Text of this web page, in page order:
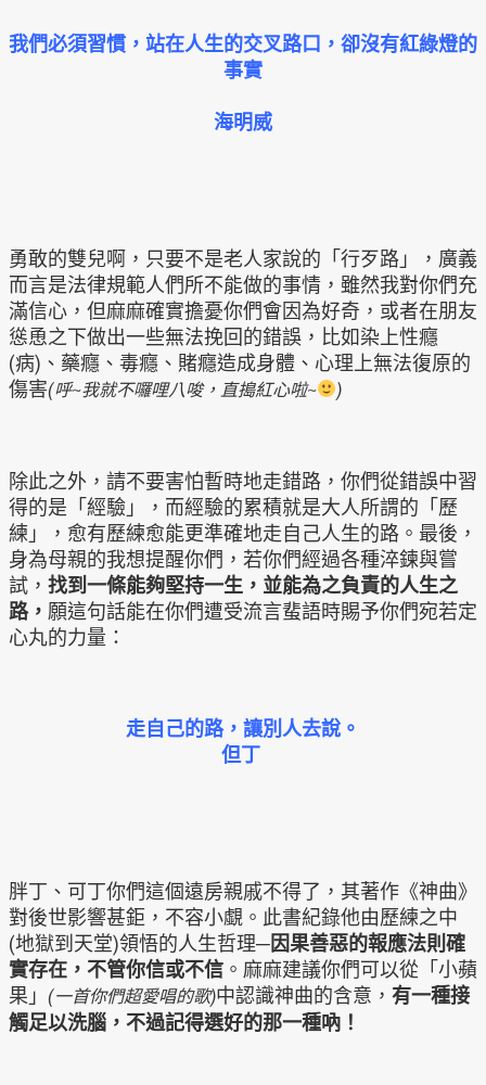
我們必須習慣，站在人生的交叉路口，卻沒有紅綠燈的
事實
海明威
勇敢的雙兒啊，只要不是老人家說的「行歹路」，廣義
而言是法律規範人們所不能做的事情，雖然我對你們充
滿信心，但麻麻確實擔憂你們會因為好奇，或者在朋友
慫恿之下做出一些無法挽回的錯誤，比如染上性癮
(病)、藥癮、毒癮、賭癮造成身體、心理上無法復原的
傷害(呼~我就不囉哩八唆，直搗紅心啦~ )
除此之外，請不要害怕暫時地走錯路，你們從錯誤中習
得的是「經驗」，而經驗的累積就是大人所謂的「歷
練」，愈有歷練愈能更準確地走自己人生的路。最後，
身為母親的我想提醒你們，若你們經過各種淬鍊與嘗
試， 找到一條能夠堅持一生，並能為之負責的人生之
路， 願這句話能在你們遭受流言蜚語時賜予你們宛若定
心丸的力量：
走自己的路，讓別人去說。
但丁
胖丁、可丁你們這個遠房親戚不得了，其著作《神曲》
對後世影響甚鉅，不容小覷。此書紀錄他由歷練之中
(地獄到天堂)領悟的人生哲理─因果善惡的報應法則確
實存在，不管你信或不信 。麻麻建議你們可以從「小蘋
果」 (一首你們超愛唱的歌)中認識神曲的含意， 有一種接
觸足以洗腦，不過記得選好的那一種吶！